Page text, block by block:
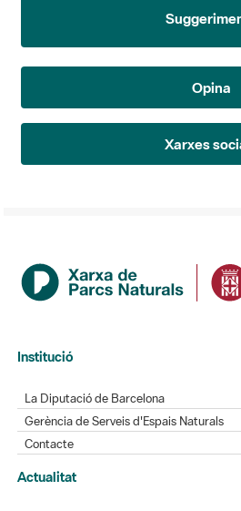
Opina
Xarxes
Institució
La Diputació de Barcelona
Gerència de Serveis d'Espais Naturals
Contacte
Actualitat